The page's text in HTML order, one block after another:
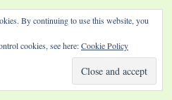
By continuing to use this website, you
cookies, see here:Cookie Policy